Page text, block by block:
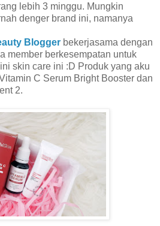
lebih 3 minggu. Mungkin
denger brand ini, namanya
Blogger bekerjasama dengan
member berkesempatan untuk
skin care ini :D Produk yang aku
C Serum Bright Booster dan
2.